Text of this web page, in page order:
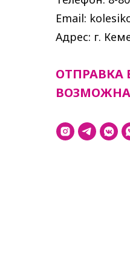
Email:
Адрес: г.
ОТПРАВКА